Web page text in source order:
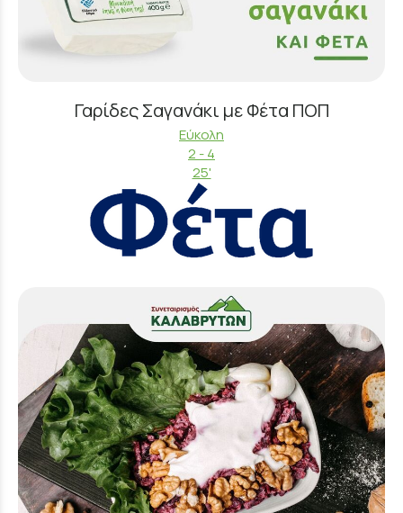
Γαρίδες Σαγανάκι με Φέτα ΠΟΠ
Εύκολη
2 - 4
25'